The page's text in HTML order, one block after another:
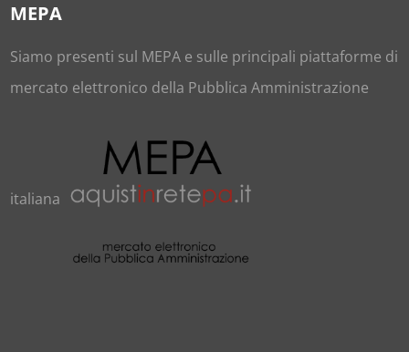
MEPA
Siamo presenti sul MEPA e sulle principali piattaforme di
mercato elettronico della Pubblica Amministrazione
italiana